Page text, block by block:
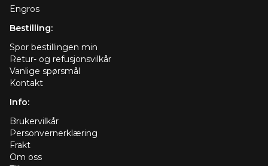
Engros
Bestilling:
Spor bestillingen min
Retur- og refusjonsvilkår
Vanlige spørsmål
Kontakt
Info:
Brukervilkår
Personvernerklæring
Frakt
Om oss